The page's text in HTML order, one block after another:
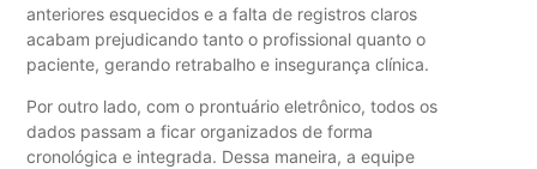
anteriores esquecidos e a falta de registros claros
acabam prejudicando tanto o profissional quanto o
paciente, gerando retrabalho e insegurança clínica.
Por outro lado, com o prontuário eletrônico, todos os
dados passam a ficar organizados de forma
cronológica e integrada. Dessa maneira, a equipe